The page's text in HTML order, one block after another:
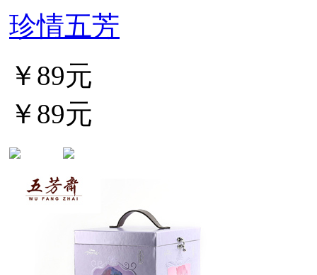
珍情五芳
￥89元
￥89元